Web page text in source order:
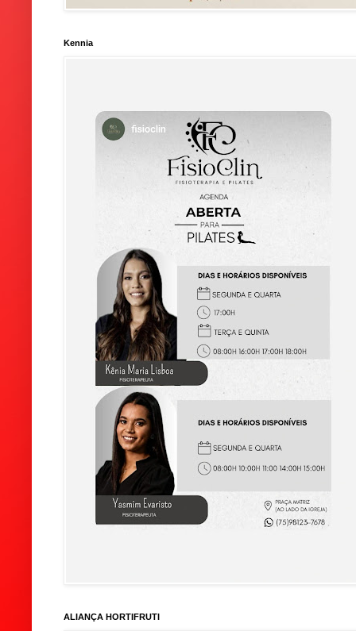
Kennia
ALIANÇA HORTIFRUTI